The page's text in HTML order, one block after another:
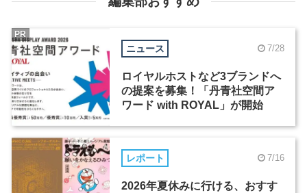
ニュース 7/28
ロイヤルホストなど3ブランドへ
の提案を募集！「丹青社空間ア
ワード with ROYAL」が開始
PR
レポート 7/16
2026年夏休みに行ける、おすす